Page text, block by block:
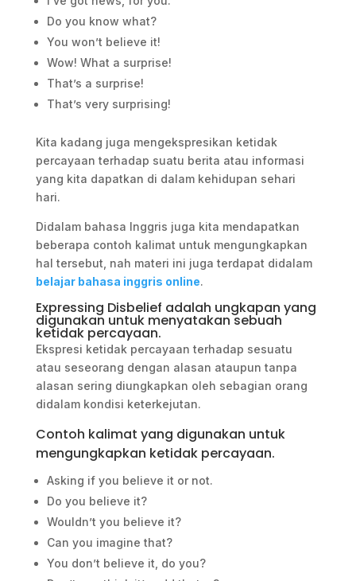
Do you know what?
You won’t believe it!
Wow! What a surprise!
That’s a surprise!
That’s very surprising!
Kita kadang juga mengekspresikan ketidak
percayaan terhadap suatu berita atau informasi
yang kita dapatkan di dalam kehidupan sehari
hari.
Didalam bahasa Inggris juga kita mendapatkan
beberapa contoh kalimat untuk mengungkapkan
hal tersebut, nah materi ini juga terdapat didalam
belajar bahasa inggris online.
Expressing Disbelief adalah ungkapan yang
digunakan untuk menyatakan sebuah
ketidak percayaan.
Ekspresi ketidak percayaan terhadap sesuatu
atau seseorang dengan alasan ataupun tanpa
alasan sering diungkapkan oleh sebagian orang
didalam kondisi keterkejutan.
Contoh kalimat yang digunakan untuk
mengungkapkan ketidak percayaan.
Asking if you believe it or not.
Do you believe it?
Wouldn’t you believe it?
Can you imagine that?
You don’t believe it, do you?